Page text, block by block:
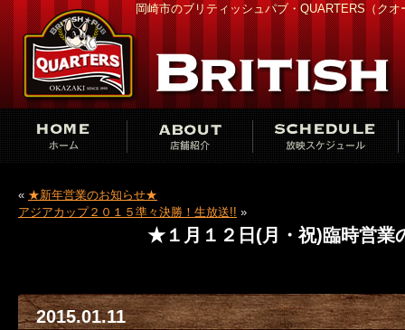
岡崎市のブリティッシュパブ・QUARTERS（クオ
« ★新年営業のお知らせ★
アジアカップ２０１５準々決勝！生放送!! »
★１月１２日(月・祝)臨時営業
2015.01.11